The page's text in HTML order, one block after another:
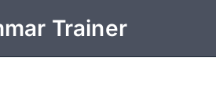
Trainer